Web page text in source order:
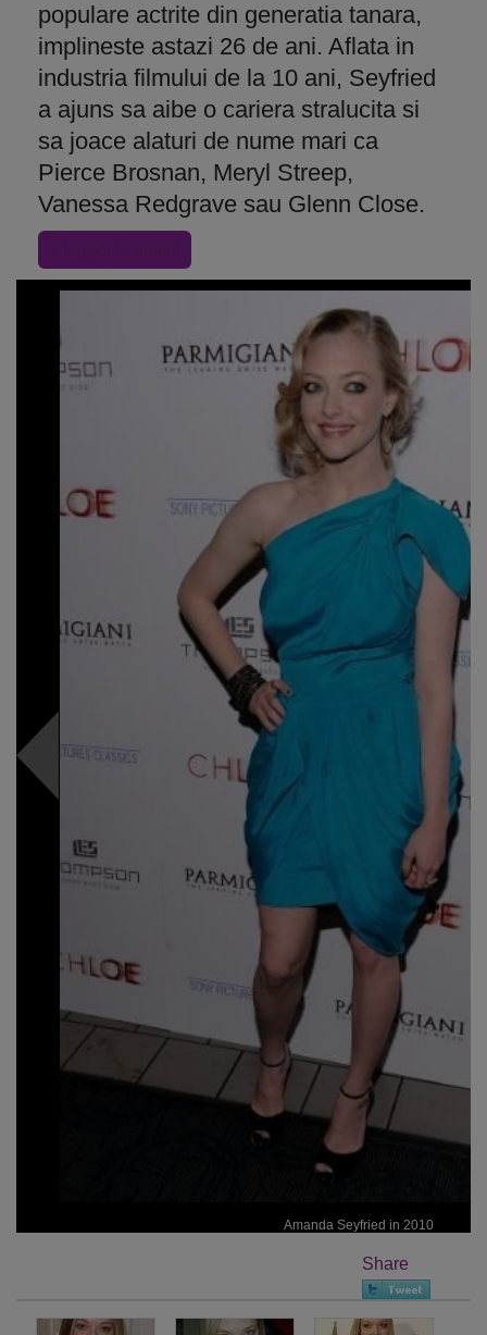
populare actrite din generatia tanara,
implineste astazi 26 de ani. Aflata in
industria filmului de la 10 ani, Seyfried
a ajuns sa aibe o cariera stralucita si
sa joace alaturi de nume mari ca
Pierce Brosnan, Meryl Streep,
Vanessa Redgrave sau Glenn Close.
Amanda Seyfried in 2010
Share